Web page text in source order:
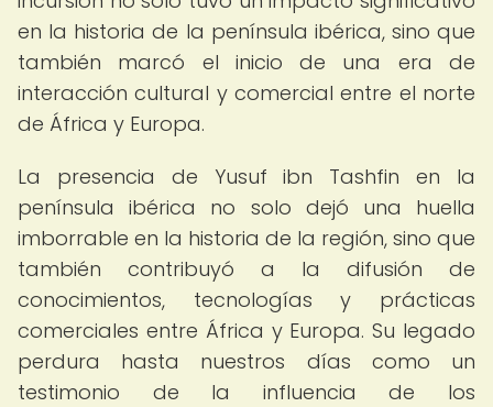
en la historia de la península ibérica, sino que
también marcó el inicio de una era de
interacción cultural y comercial entre el norte
de África y Europa.
La presencia de Yusuf ibn Tashfin en la
península ibérica no solo dejó una huella
imborrable en la historia de la región, sino que
también contribuyó a la difusión de
conocimientos, tecnologías y prácticas
comerciales entre África y Europa. Su legado
perdura hasta nuestros días como un
testimonio de la influencia de los